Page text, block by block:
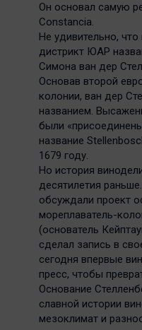
Он основал самую
Constancia.
Не удивительно,
дистрикт ЮАР
Симона ван дер
Основав второй
колонии, ван дер
названием.
были
название
1679 году.
Но история
десятилетия
обсуждали проект
мореплаватель-
(основатель
сделал запись в
сегодня впервые
пресс, чтобы
Основание
славной истории
мезоклимат и